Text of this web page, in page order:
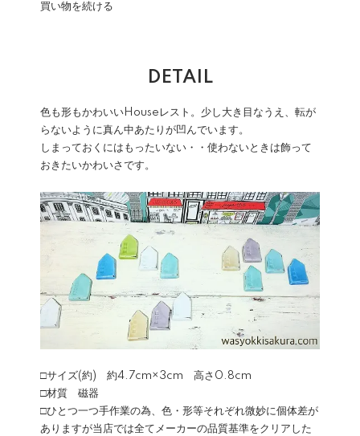
買い物を続ける
DETAIL
色も形もかわいいHouseレスト。少し大き目なうえ、転が
らないように真ん中あたりが凹んでいます。
しまっておくにはもったいない・・使わないときは飾って
おきたいかわいさです。
□サイズ(約) 約4.7cm×3cm 高さ0.8cm
□材質 磁器
□ひとつ一つ手作業の為、色・形等それぞれ微妙に個体差が
ありますが当店では全てメーカーの品質基準をクリアした